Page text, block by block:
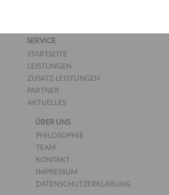
SERVICE
STARTSEITE
LEISTUNGEN
ZUSATZ-LEISTUNGEN
PARTNER
AKTUELLES
ÜBER UNS
PHILOSOPHIE
TEAM
KONTAKT
IMPRESSUM
DATENSCHUTZERKLÄRUNG